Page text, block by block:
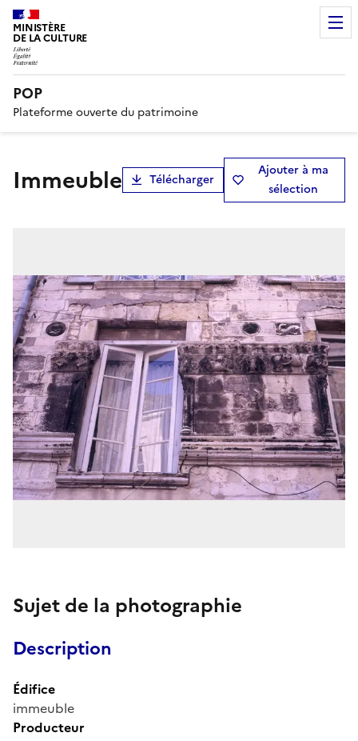
MINISTÈRE
DE LA CULTURE
POP
Plateforme ouverte du patrimoine
immeuble Télécharger
Ajouter à ma
sélection
Sujet de la photographie
Description
Édifice
immeuble
Producteur